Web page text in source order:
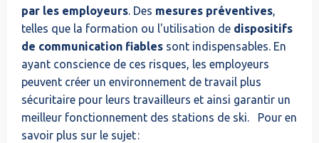
par les employeurs. Des mesures préventives,
telles que la formation ou l'utilisation de dispositifs
de communication fiables sont indispensables. En
ayant conscience de ces risques, les employeurs
peuvent créer un environnement de travail plus
sécuritaire pour leurs travailleurs et ainsi garantir un
meilleur fonctionnement des stations de ski. Pour en
savoir plus sur le sujet :